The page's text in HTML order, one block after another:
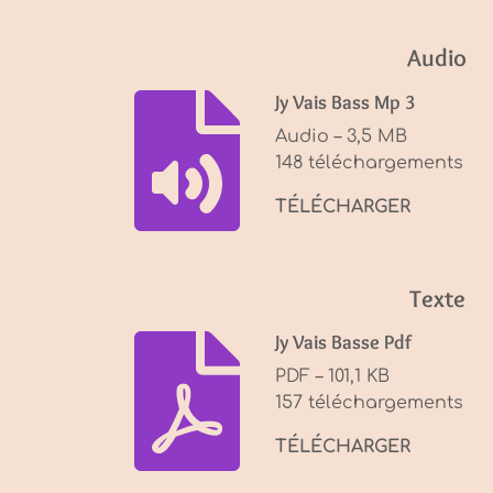
Audio
Jy Vais Bass Mp 3
Audio – 3,5 MB
148 téléchargements
TÉLÉCHARGER
Texte
Jy Vais Basse Pdf
PDF – 101,1 KB
157 téléchargements
TÉLÉCHARGER